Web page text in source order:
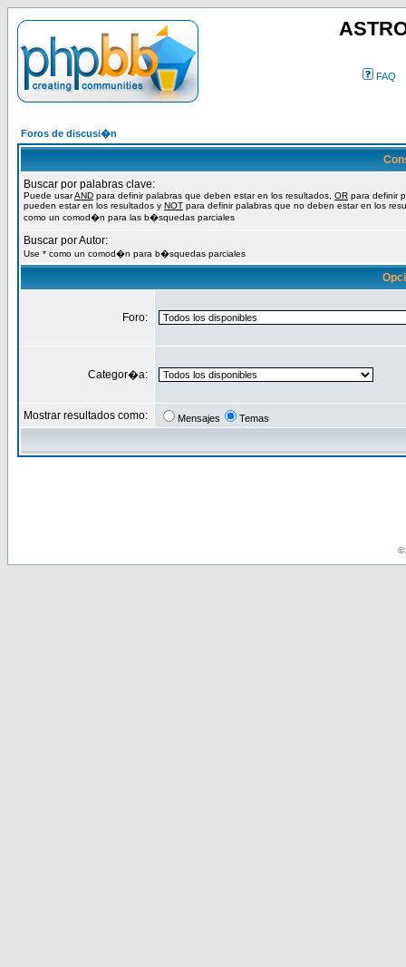
FAQ
Foros de discusi�n
Buscar por palabras clave:
Puede usarAND para definir palabras que deben estar en los resultados, OR para definir
pueden estar en los resultados y NOT para definir palabras que no deben estar en los
como un comod�n para las b�squedas parciales
Buscar por Autor:
Use * como un comod�n para b�squedas parciales
Foro:
Categor�a:
Mostrar resultados como: Mensajes Temas
©